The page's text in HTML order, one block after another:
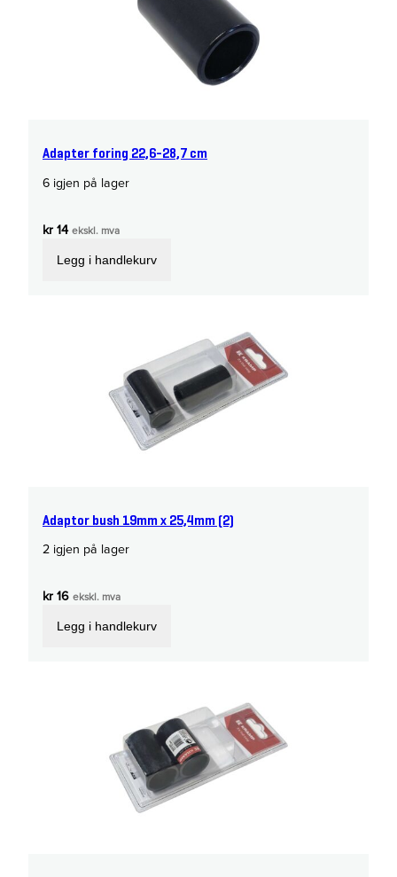
Adapter foring 22,6-28,7 cm
6 igjen på lager
kr14 ekskl. mva
Legg i handlekurv
Adaptor bush 19mm x 25,4mm (2)
2 igjen på lager
kr16 ekskl. mva
Legg i handlekurv